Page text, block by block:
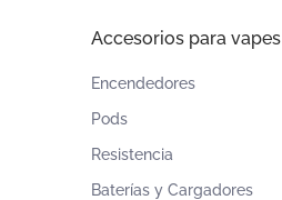
Accesorios para vapes
Encendedores
Pods
Resistencia
Baterías y Cargadores